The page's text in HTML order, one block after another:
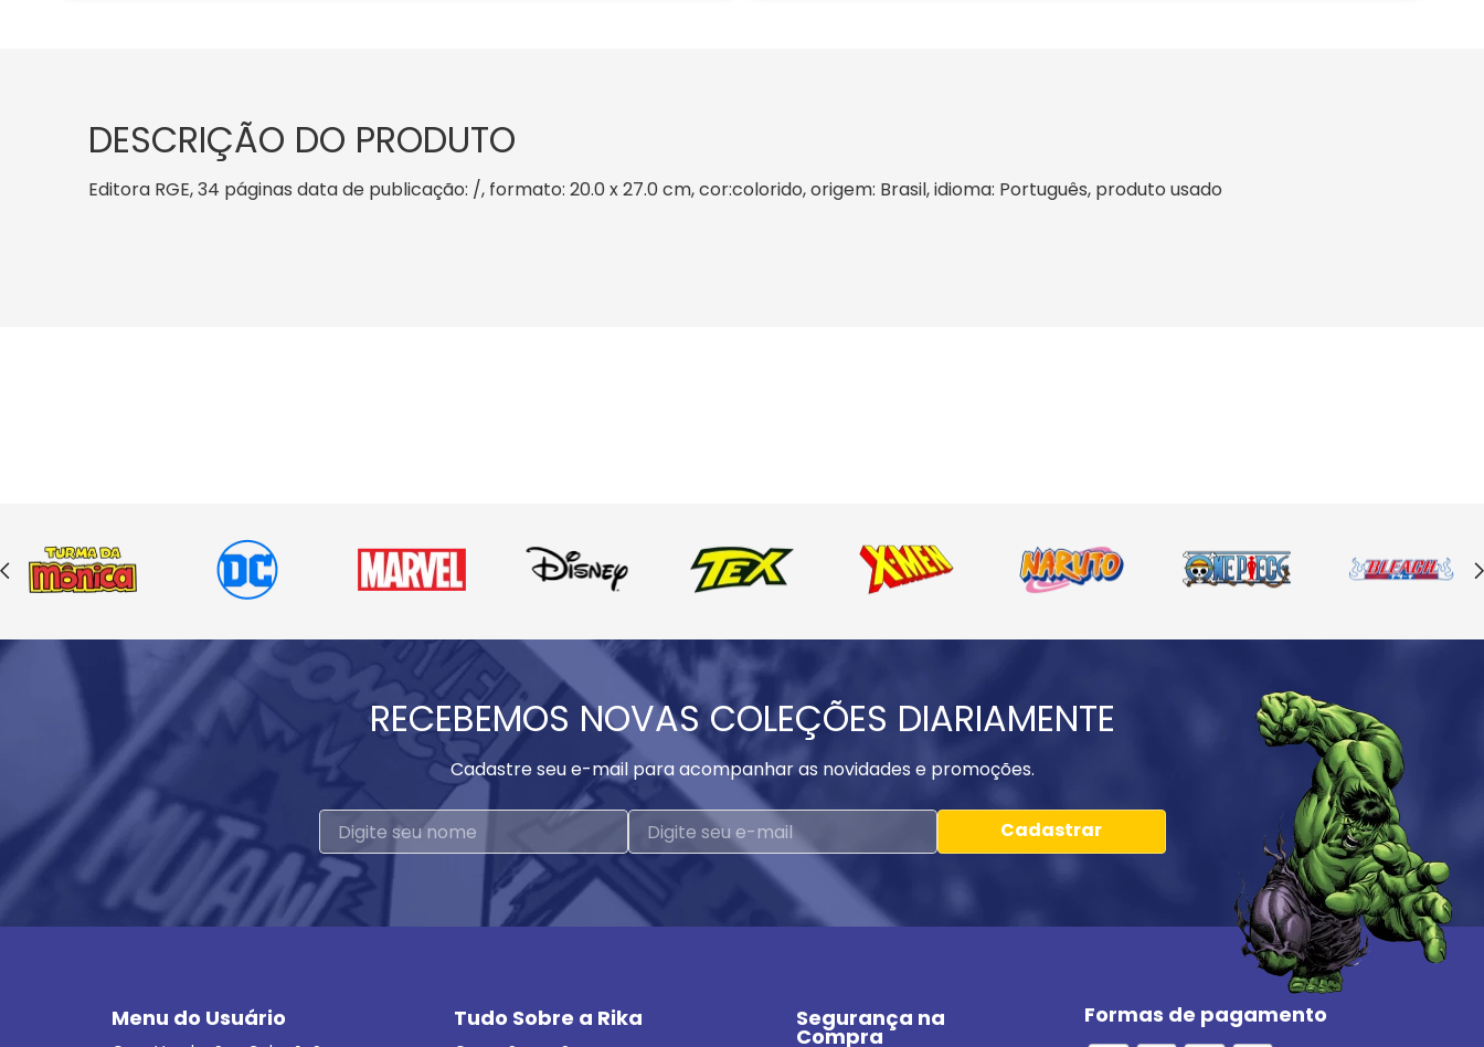
DESCRIÇÃO DO PRODUTO
Editora RGE, 34 páginas data de publicação: /, formato: 20.0 x 27.0 cm, cor:colorido, origem: Brasil, idioma: Português, produto usado
RECEBEMOS NOVAS COLEÇÕES DIARIAMENTE
Cadastre seu e-mail para acompanhar as novidades e promoções.
Cadastrar
Menu do Usuário Tudo Sobre a Rika Segurança na
Compra
Formas de pagamento